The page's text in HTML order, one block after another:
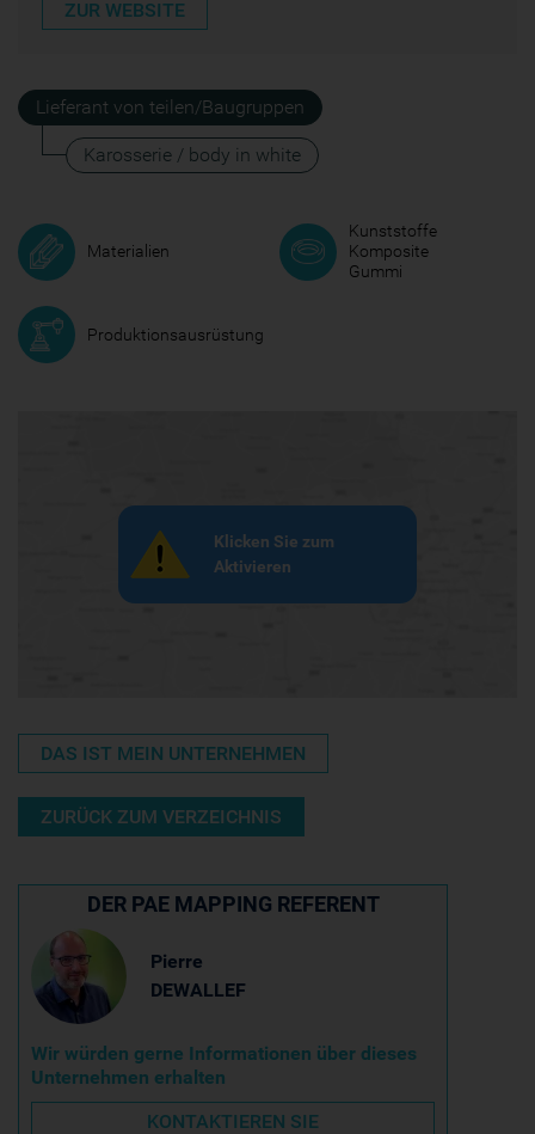
ZUR WEBSITE
Lieferant von teilen/Baugruppen
Karosserie / body in white
Materialien
Kunststoffe
Komposite
Gummi
Produktionsausrüstung
Klicken Sie zum
Aktivieren
DAS IST MEIN UNTERNEHMEN
ZURÜCK ZUM VERZEICHNIS
DER PAE MAPPING REFERENT
Pierre
DEWALLEF
Wir würden gerne Informationen über dieses
Unternehmen erhalten
KONTAKTIEREN SIE